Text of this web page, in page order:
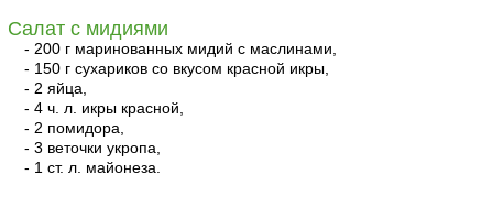
Салат с мидиями
- 200 г маринованных мидий с маслинами,
- 150 г сухариков со вкусом красной икры,
- 2 яйца,
- 4 ч. л. икры красной,
- 2 помидора,
- 3 веточки укропа,
- 1 ст. л. майонеза.